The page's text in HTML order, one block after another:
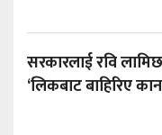
सरकारलाई रवि
‘लिकबाट बाहिरिए